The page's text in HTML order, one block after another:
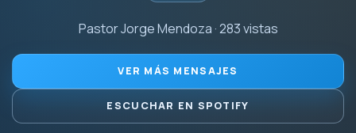
Pastor Jorge Mendoza · 283 vistas
VER MÁS MENSAJES
ESCUCHAR EN SPOTIFY